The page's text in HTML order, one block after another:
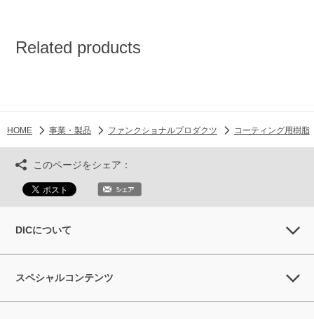
Related products
HOME 事業・製品 ファンクショナルプロダクツ コーティング用樹脂
このページをシェア：
DICについて
スペシャルコンテンツ